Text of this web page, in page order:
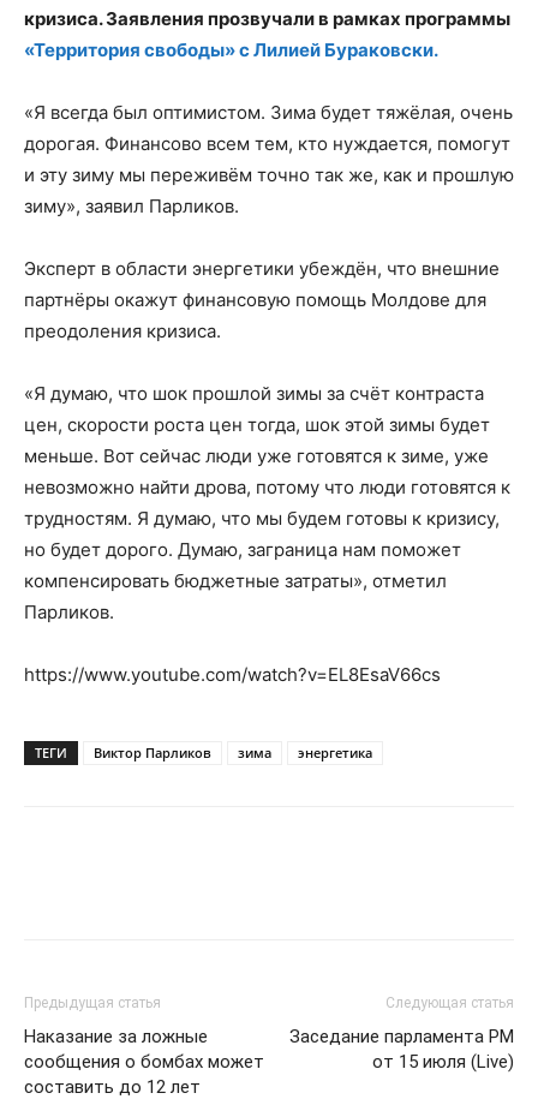
кризиса. Заявления прозвучали в рамках программы
«Территория свободы» с Лилией Бураковски.
«Я всегда был оптимистом. Зима будет тяжёлая, очень
дорогая. Финансово всем тем, кто нуждается, помогут
и эту зиму мы переживём точно так же, как и прошлую
зиму», заявил Парликов.
Эксперт в области энергетики убеждён, что внешние
партнёры окажут финансовую помощь Молдове для
преодоления кризиса.
«Я думаю, что шок прошлой зимы за счёт контраста
цен, скорости роста цен тогда, шок этой зимы будет
меньше. Вот сейчас люди уже готовятся к зиме, уже
невозможно найти дрова, потому что люди готовятся к
трудностям. Я думаю, что мы будем готовы к кризису,
но будет дорого. Думаю, заграница нам поможет
компенсировать бюджетные затраты», отметил
Парликов.
https://www.youtube.com/watch?v=EL8EsaV66cs
ТЕГИ Виктор Парликов зима энергетика
Предыдущая статья
Наказание за ложные
сообщения о бомбах может
составить до 12 лет
Следующая статья
Заседание парламента РМ
от 15 июля (Live)